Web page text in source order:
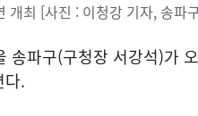
최 [사진 : 이청강 기자, 송파
파구(구청장 서강석)가
다.